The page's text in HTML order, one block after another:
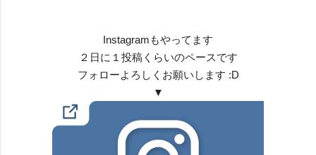
Instagramもやってます
２日に１投稿くらいのペースです
フォローよろしくお願いします :D
▼